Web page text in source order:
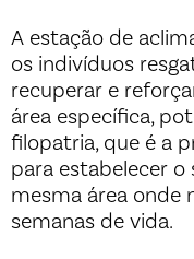
A estação de
os indivíduos
recuperar e
área específica,
filopatria, que é a
para estabelecer
mesma área onde
semanas de vida.